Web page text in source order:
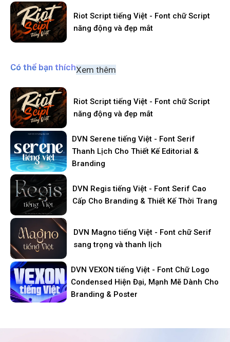
Riot Script tiếng Việt - Font chữ Script
năng động và đẹp mắt
Có thể bạn thíchXem thêm
Riot Script tiếng Việt - Font chữ Script
năng động và đẹp mắt
DVN Serene tiếng Việt - Font Serif
Thanh Lịch Cho Thiết Kế Editorial &
Branding
DVN Regis tiếng Việt - Font Serif Cao
Cấp Cho Branding & Thiết Kế Thời Trang
DVN Magno tiếng Việt - Font chữ Serif
sang trọng và thanh lịch
DVN VEXON tiếng Việt - Font Chữ Logo
Condensed Hiện Đại, Mạnh Mẽ Dành Cho
Branding & Poster